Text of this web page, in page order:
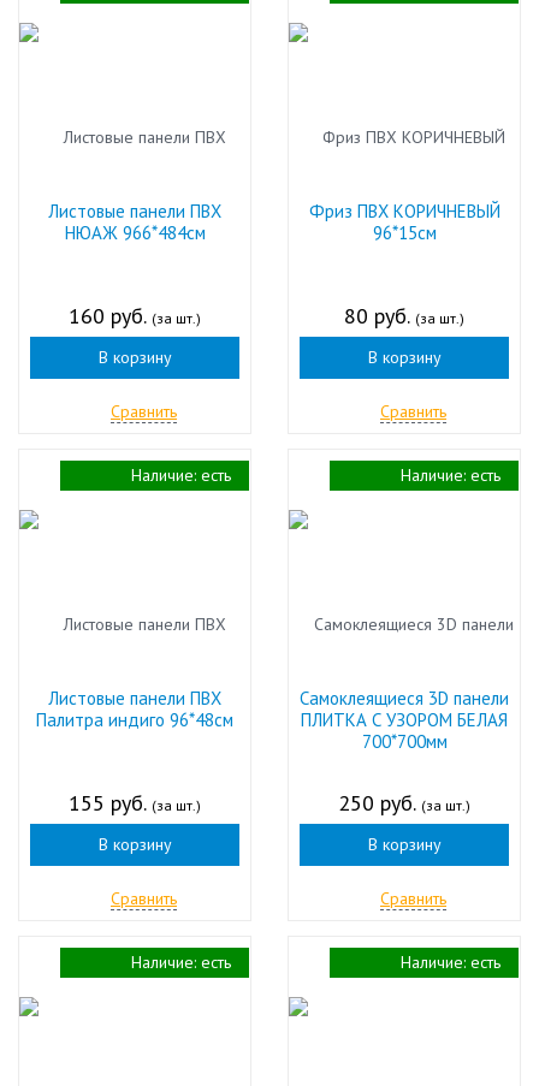
Листовые панели ПВХ
НЮАЖ 966*484см
160 руб. (за шт.)
В корзину
Сравнить
Фриз ПВХ КОРИЧНЕВЫЙ
96*15см
80 руб. (за шт.)
В корзину
Сравнить
Листовые панели ПВХ
Палитра индиго 96*48см
155 руб. (за шт.)
В корзину
Сравнить
Наличие: есть
Самоклеящиеся 3D панели
ПЛИТКА С УЗОРОМ БЕЛАЯ
700*700мм
250 руб. (за шт.)
В корзину
Сравнить
Наличие: есть
Наличие: есть Наличие: есть